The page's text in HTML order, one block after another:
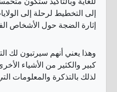
إلى التخطيط لرحلة إلى
إثارة الضجة حول الأشخاص
وهذا يعني أنهم سيرتبون لك
كبير والكثير من الأشياء
لذلك بالتذكرة والمعلومات